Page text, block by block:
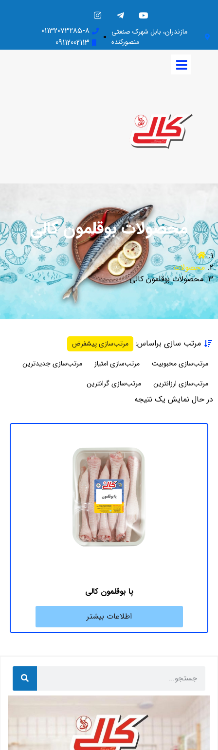
مازندران، بابل شهرک صنعتی
منصورکنده
01132073285-8
09112002113
محصولات بوقلمون کالی
محصولات
محصولات بوقلمون کالی
در حال نمایش یک نتیجه
مرتب سازی براساس:
مرتب‌سازی پیشفرض
مرتب‌سازی محبوبیت
مرتب‌سازی امتیاز
مرتب‌سازی جدیدترین
مرتب‌سازی ارزانترین
مرتب‌سازی گرانترین
پا بوقلمون کالی
اطلاعات بیشتر